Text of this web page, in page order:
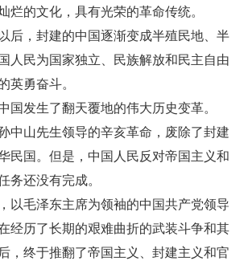
烂的文化，具有光荣的革命传统。
后，封建的中国逐渐变成半殖民地、半
人民为国家独立、民族解放和民主自由
英勇奋斗。
国发生了翻天覆地的伟大历史变革。
中山先生领导的辛亥革命，废除了封建
民国。但是，中国人民反对帝国主义和
务还没有完成。
以毛泽东主席为领袖的中国共产党领导
经历了长期的艰难曲折的武装斗争和其
，终于推翻了帝国主义、封建主义和官